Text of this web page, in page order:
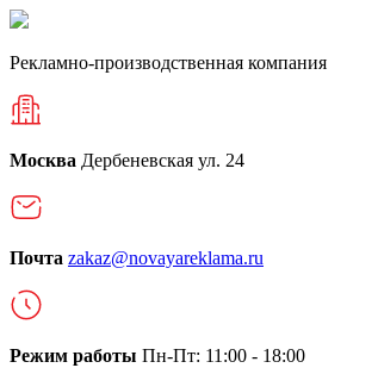
Рекламно-производственная компания
Москва Дербеневская ул. 24
Почта zakaz@novayareklama.ru
Режим работы Пн-Пт: 11:00 - 18:00